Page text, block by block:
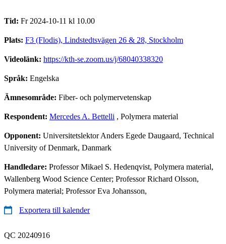
Tid: Fr 2024-10-11 kl 10.00
Plats: F3 (Flodis), Lindstedtsvägen 26 & 28, Stockholm
Videolänk: https://kth-se.zoom.us/j/68040338320
Språk: Engelska
Ämnesområde: Fiber- och polymervetenskap
Respondent: Mercedes A. Bettelli , Polymera material
Opponent: Universitetslektor Anders Egede Daugaard, Technical
University of Denmark, Danmark
Handledare: Professor Mikael S. Hedenqvist, Polymera material,
Wallenberg Wood Science Center; Professor Richard Olsson,
Polymera material; Professor Eva Johansson,
Exportera till kalender
QC 20240916